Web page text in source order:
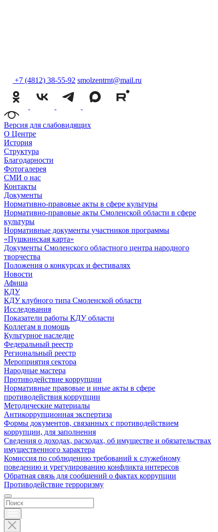
+7 (4812) 38-55-92 smolzentrnt@mail.ru
Версия для слабовидящих
О Центре
История
Структура
Благодарности
Фотогалерея
СМИ о нас
Контакты
Документы
Нормативно-правовые акты в сфере культуры
Нормативно-правовые акты Смоленской области в сфере
культуры
Нормативные документы участников программы
«Пушкинская карта»
Документы Смоленского областного центра народного
творчества
Положения о конкурсах и фестивалях
Новости
Афиша
КДУ
КДУ клубного типа Смоленской области
Исследования
Показатели работы КДУ области
Коллегам в помощь
Культурное наследие
Федеральный реестр
Региональный реестр
Мероприятия сектора
Народные мастера
Противодействие коррупции
Нормативные правовые и иные акты в сфере
противодействия коррупции
Методические материалы
Антикоррупционная экспертиза
Формы документов, связанных с противодействием
коррупции, для заполнения
Сведения о доходах, расходах, об имуществе и обязательствах
имущественного характера
Комиссия по соблюдению требований к служебному
поведению и урегулированию конфликта интересов
Обратная связь для сообщений о фактах коррупции
Противодействие терроризму